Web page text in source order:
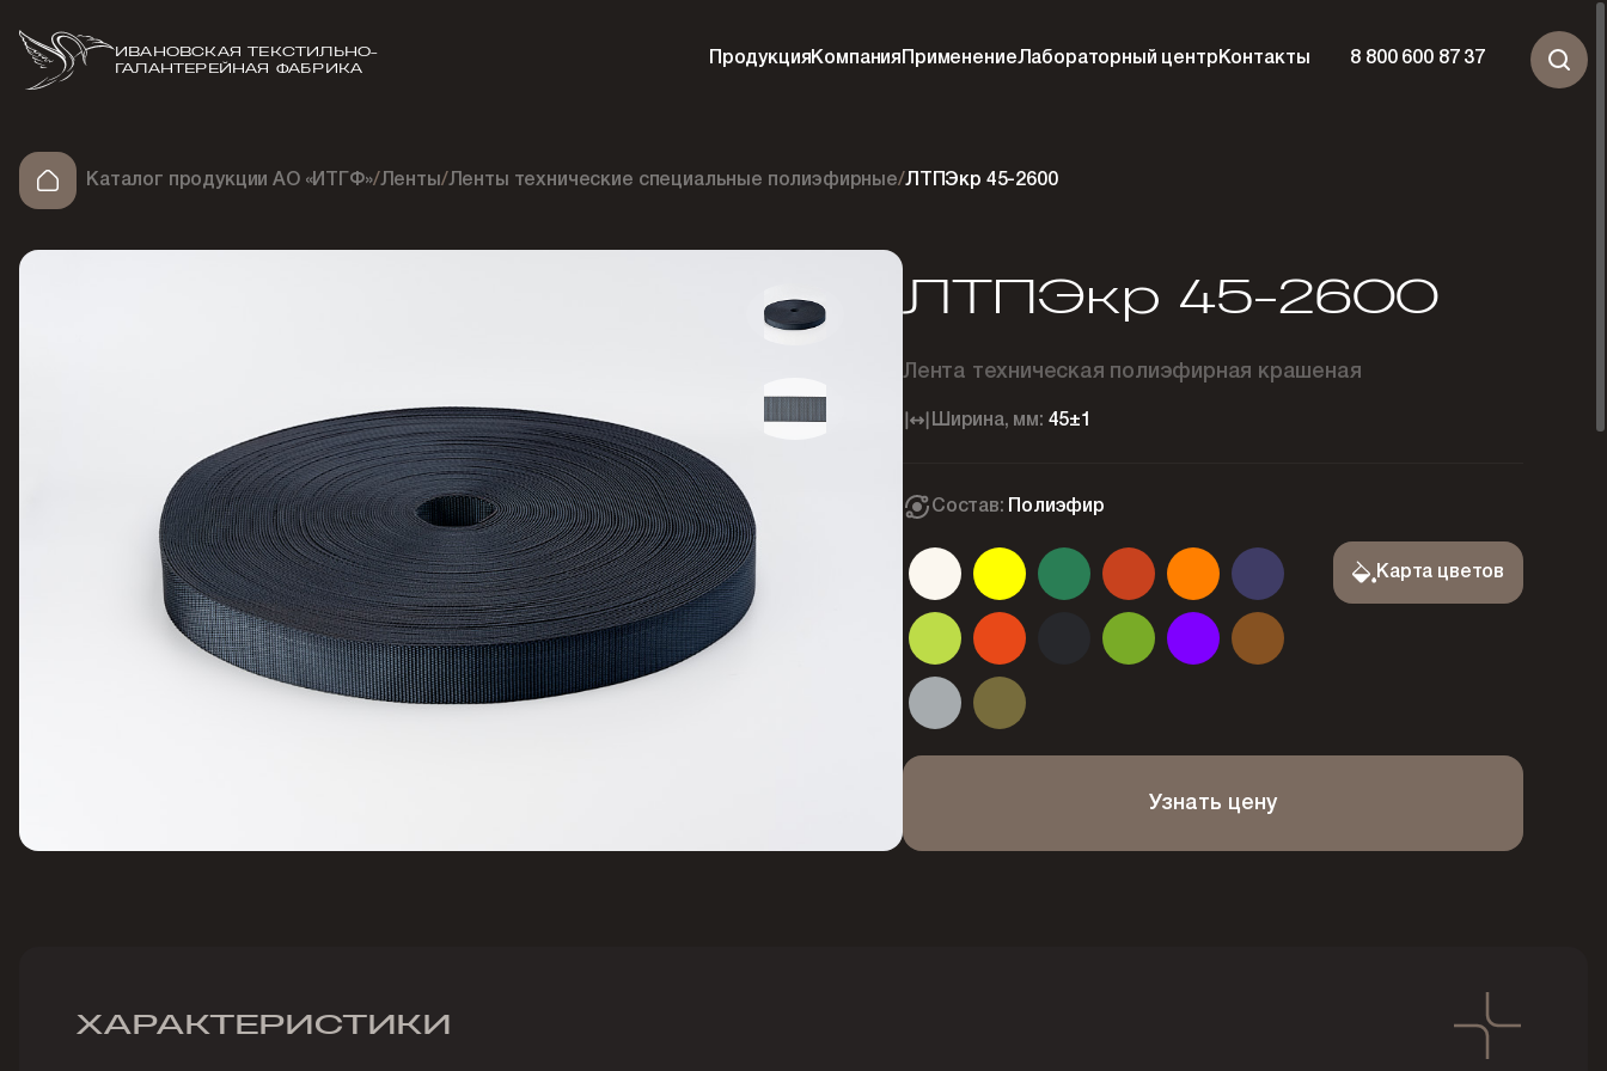
ИВАНОВСКАЯ ТЕКСТИЛЬНО-
ГАЛАНТЕРЕЙНАЯ ФАБРИКА
Продукция Компания ПрименениеЛабораторный центр Контакты 8 800 600 87 37
Каталог продукции АО «ИТГФ»/Ленты /Ленты технические специальные полиэфирные/ЛТПЭкр 45-2600
ЛТПЭкр 45-2600
Лента техническая полиэфирная крашеная
Ширина, мм: 45±1
Состав: Полиэфир
Карта цветов
Узнать цену
ХАРАКТЕРИСТИКИ